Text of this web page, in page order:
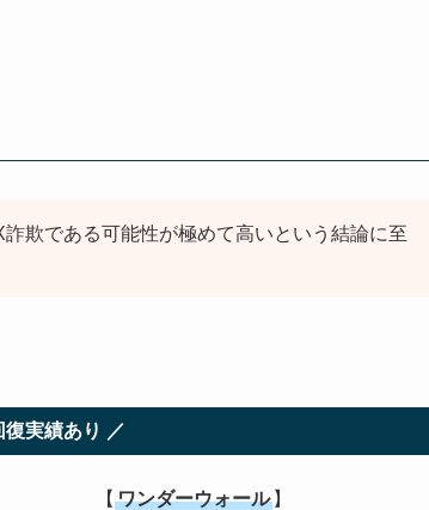
欺である可能性が極めて高いという結論に至
復実績あり ／
【 ワンダーウォール】